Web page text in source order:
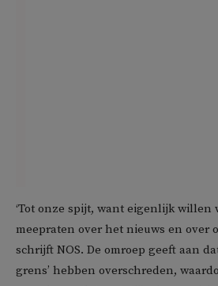
‘Tot onze spijt, want eigenlijk willen
meepraten over het nieuws en over
schrijft NOS. De omroep geeft aan
grens’ hebben overschreden,